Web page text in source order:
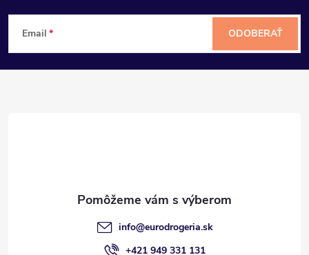
Z
á
Email ODOBERAŤ
info@eurodrogeria.sk
+421 949 331 131